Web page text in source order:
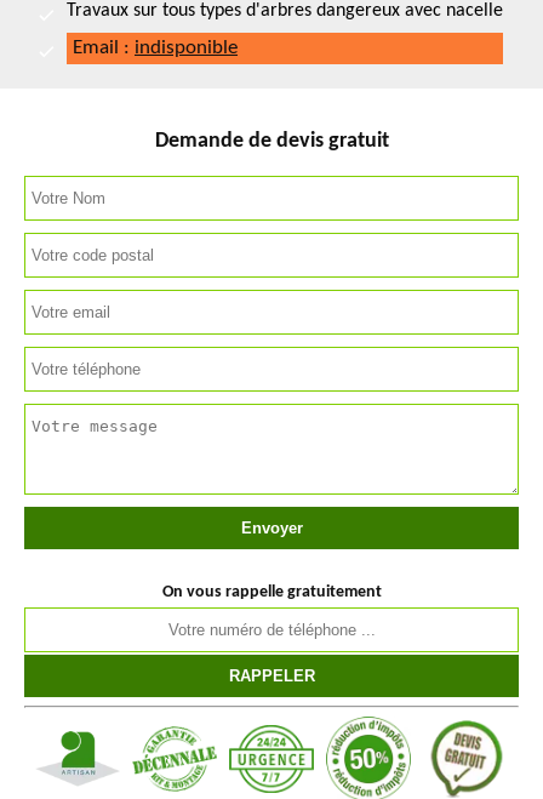
Travaux sur tous types d'arbres dangereux avec nacelle
Email : indisponible
Demande de devis gratuit
On vous rappelle gratuitement